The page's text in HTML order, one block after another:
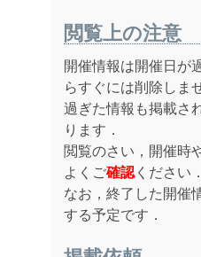
閲覧上の注意
開催情報は開催日が
らすぐには削除しま
過ぎた情報も掲載さ
ります．
閲覧のさい，開催時
よくご確認 ください．
なお，終了した開催
する予定です．